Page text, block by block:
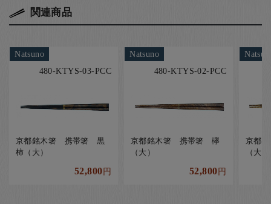
関連商品
Natsuno
480-KTYS-03-PCC
京都銘木箸 携帯箸 黒
柿（大）
52,800円
Natsuno
480-KTYS-02-PCC
京都銘木箸 携帯箸 欅
（大）
52,800円
京都
（大）